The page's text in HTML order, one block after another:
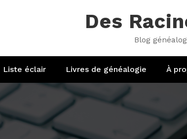
Des
Blog
Liste éclair Livres de généalogie À